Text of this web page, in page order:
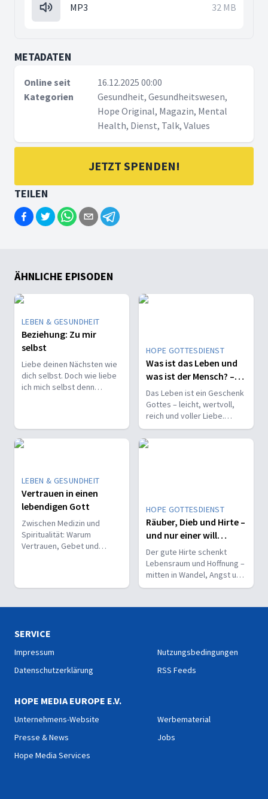
MP3 32 MB
METADATEN
Online seit
16.12.2025 00:00
Kategorien
Gesundheit, Gesundheitswesen,
Hope Original, Magazin, Mental
Health, Dienst, Talk, Values
JETZT SPENDEN!
TEILEN
ÄHNLICHE EPISODEN
LEBEN & GESUNDHEIT
Beziehung: Zu mir
selbst
Liebe deinen Nächsten wie
dich selbst. Doch wie liebe
ich mich selbst denn
HOPE GOTTESDIENST
Was ist das Leben und
was ist der Mensch? –
Gunnar Scholz
Das Leben ist ein Geschenk
Gottes – leicht, wertvoll,
reich und voller Liebe.
Entdecke neu, was es
heißt, Mensch zu sein.
LEBEN & GESUNDHEIT
Vertrauen in einen
lebendigen Gott
Zwischen Medizin und
Spiritualität: Warum
Vertrauen, Gebet und
Gesundheit eröffnen.
HOPE GOTTESDIENST
Räuber, Dieb und Hirte –
und nur einer will
Lebensraum schaffen -
Gunnar Scholz
Der gute Hirte schenkt
Lebensraum und Hoffnung –
mitten in Wandel, Angst und
Suche nach Heil.
SERVICE
Impressum
Datenschutzerklärung
Nutzungsbedingungen
RSS Feeds
HOPE MEDIA EUROPE E.V.
Unternehmens-Website
Presse & News
Hope Media Services
Werbematerial
Jobs